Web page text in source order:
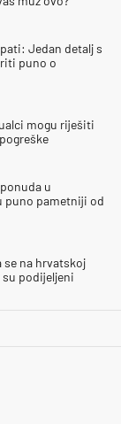
Jedan detalj s
puno o
mogu riješiti
u
puno pametniji od
se na hrvatskoj
podijeljeni